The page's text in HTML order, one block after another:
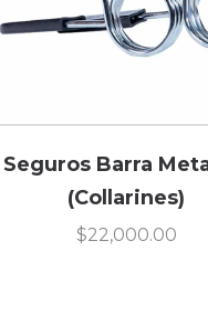
Seguros Barra
(Collarines)
$22,000.00